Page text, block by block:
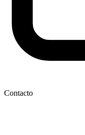
Contacto